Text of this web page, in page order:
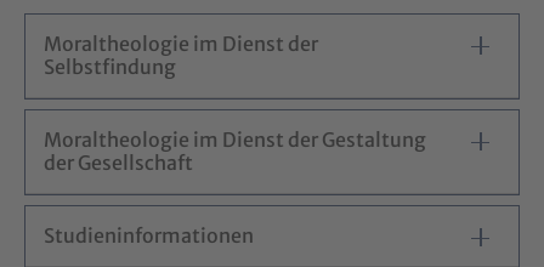
Moraltheologie im Dienst der
Selbstfindung
Moraltheologie im Dienst der Gestaltung
der Gesellschaft
Studieninformationen